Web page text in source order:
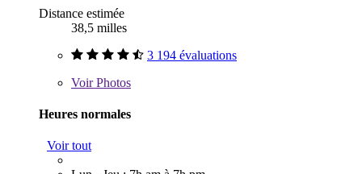
Distance estimée
38,5 milles
3 194 évaluations
VoirPhotos
Heures normales
Voir tout